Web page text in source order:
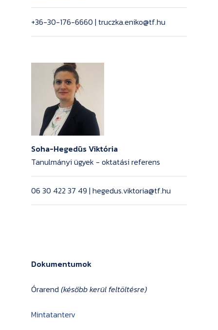
+36-30-176-6660 | truczka.eniko@tf.hu
Soha-Hegedüs Viktória
Tanulmányi ügyek - oktatási referens
06 30 422 37 49 | hegedus.viktoria@tf.hu
Dokumentumok
Órarend (később kerül feltöltésre)
Mintatanterv